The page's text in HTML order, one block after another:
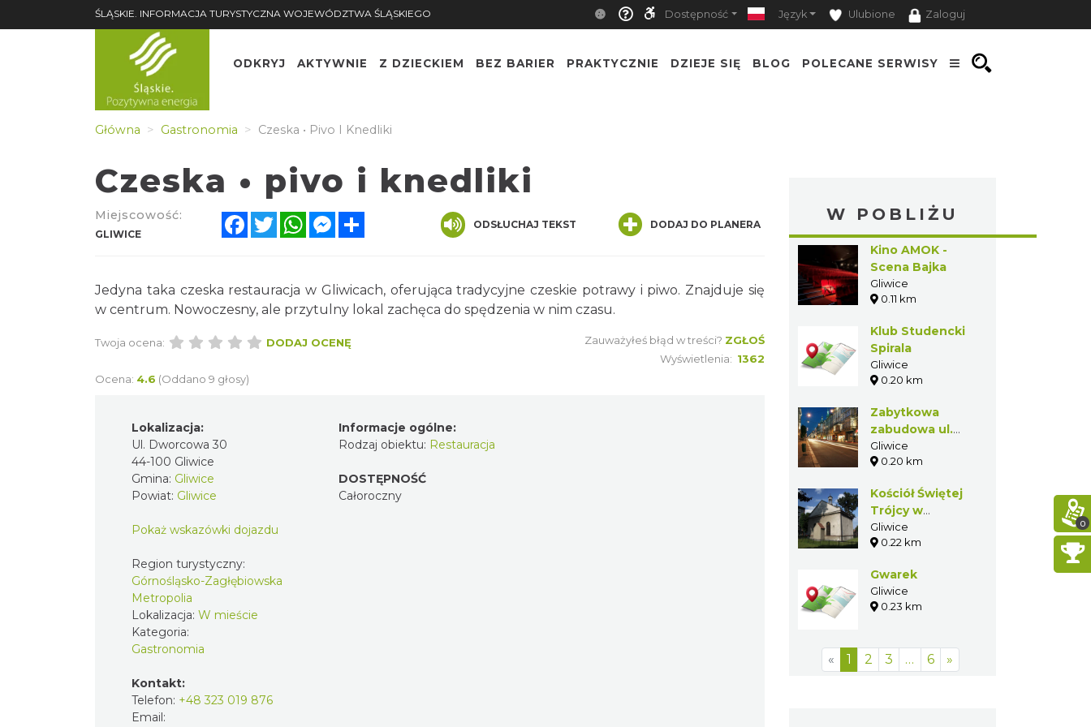
ŚLĄSKIE. INFORMACJA TURYSTYCZNA WOJEWÓDZTWA ŚLĄSKIEGO Dostępność Język Ulubione Zaloguj
ODKRYJ AKTYWNIE Z DZIECKIEM BEZ BARIER PRAKTYCZNIE DZIEJE SIĘ BLOG POLECANE SERWISY
Główna Gastronomia Czeska • Pivo I Knedliki
Czeska • pivo i knedliki
Miejscowość:
GLIWICE
FacebookTwitterWhatsAppMessenger ODSŁUCHAJ TEKST DODAJ DO PLANERA
Jedyna taka czeska restauracja w Gliwicach, oferująca tradycyjne czeskie potrawy i piwo. Znajduje się
w centrum. Nowoczesny, ale przytulny lokal zachęca do spędzenia w nim czasu.
Twoja ocena: DODAJ OCENĘ
Ocena: 4.6 (Oddano 9 głosy)
Zauważyłeś błąd w treści? ZGŁOŚ
Wyświetlenia: 1362
Lokalizacja:
Ul. Dworcowa 30
44-100 Gliwice
Gmina: Gliwice
Powiat: Gliwice
Pokaż wskazówki dojazdu
Region turystyczny:
Górnośląsko-Zagłębiowska
Metropolia
Lokalizacja: W mieście
Kategoria:
Gastronomia
Kontakt:
Telefon: +48 323 019 876
Email:
Informacje ogólne:
Rodzaj obiektu: Restauracja
DOSTĘPNOŚĆ
Całoroczny
W POBLIŻU
Kino AMOK -
Scena Bajka
Gliwice
0.11 km
Klub Studencki
Spirala
Gliwice
0.20 km
Zabytkowa
zabudowa ul.
Zwycięstwa w
Gliwicach
Gliwice
0.20 km
Kościół Świętej
Trójcy w
Gliwicach
Gliwice
0.22 km
Gwarek
Gliwice
0.23 km
« 1 2 3 … 6 »
0